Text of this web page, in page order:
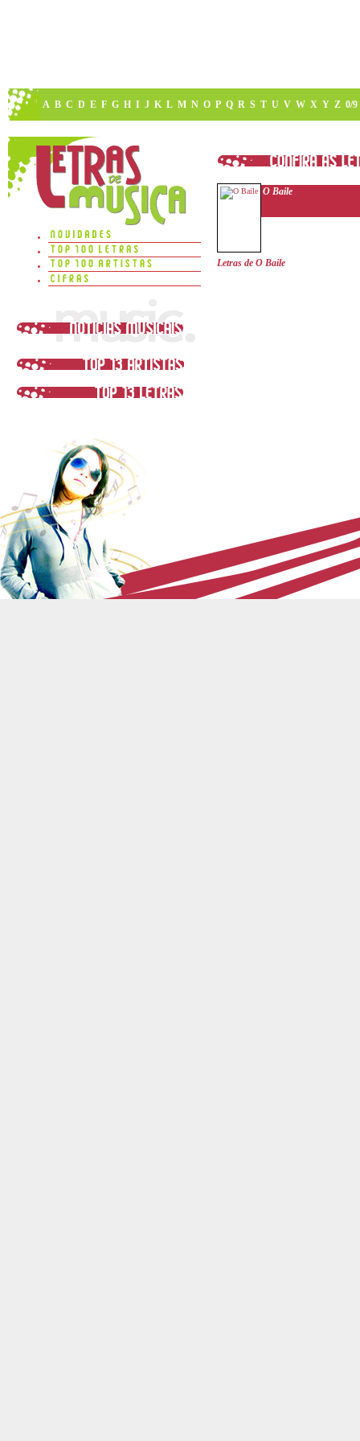
A B C D E F G H I J K L M N O P Q R S T U V W X Y Z 0/9
O Baile
Letras de O Baile